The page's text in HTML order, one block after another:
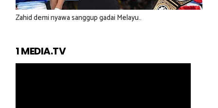
Zahid demi nyawa sanggup gadai Melayu..
1 MEDIA.TV